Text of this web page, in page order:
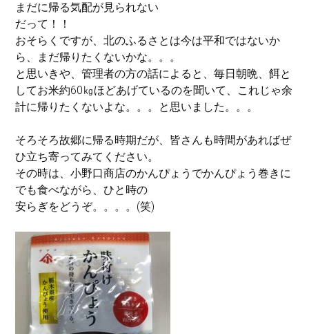
まだに帰る気配が見られない
だって！！
おそらくですが、北のふるさとは今は平和ではないか
ら、まだ帰りたくないかな。。。
と思いきや、管理者の方の話によると、毎日朝晩、餌と
してお米約60㎏ほどあげているのを聞いて、これじゃ余
計に帰りたくないよな。。。と思いました。。。
そろそろ故郷に帰る時期だが、皆さんも時間があればぜ
ひ立ち寄ってみてください。
その時は、小野口商店のかんぴょうでかんぴょう巻きに
でも食べながら、ひと時の
安らぎをどうぞ。。。。(笑)